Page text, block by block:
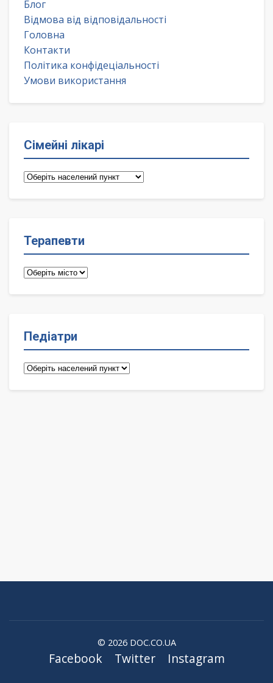
Блог
Відмова від відповідальності
Головна
Контакти
Політика конфідеціальності
Умови використання
Сімейні лікарі
Сімейні
Терапевти
Терапевти
Педіатри
Педіатри
© 2026 DOC.CO.UA
Facebook Twitter Instagram